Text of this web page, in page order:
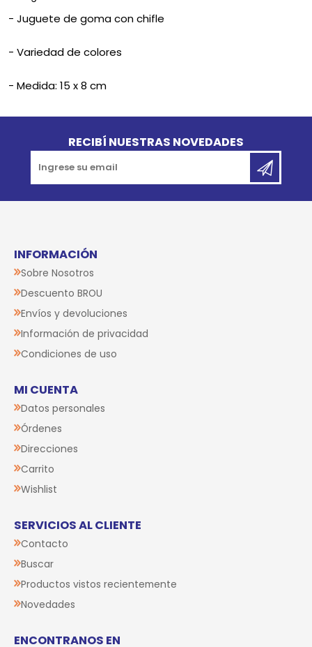
- Juguete de goma con chifle
- Variedad de colores
- Medida: 15 x 8 cm
RECIBÍ NUESTRAS NOVEDADES
INFORMACIÓN
Sobre Nosotros
Descuento BROU
Envíos y devoluciones
Información de privacidad
Condiciones de uso
MI CUENTA
Datos personales
Órdenes
Direcciones
Carrito
Wishlist
SERVICIOS AL CLIENTE
Contacto
Buscar
Productos vistos recientemente
Novedades
ENCONTRANOS EN